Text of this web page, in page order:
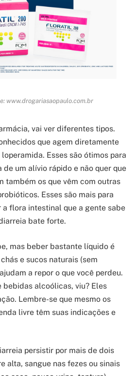
www.drogariasaopaulo.com.br
vai ver diferentes tipos.
que agem diretamente
Esses são ótimos para
de um alívio rápido e não quer que
também os que vêm com outras
Esses são mais para
flora intestinal que a gente sabe
bate forte.
mas beber bastante líquido é
e sucos naturais (sem
a repor o que você perdeu.
bebidas alcoólicas, viu? Eles
Lembre-se que mesmo os
livre têm suas indicações e
persistir por mais de dois
alta, sangue nas fezes ou sinais